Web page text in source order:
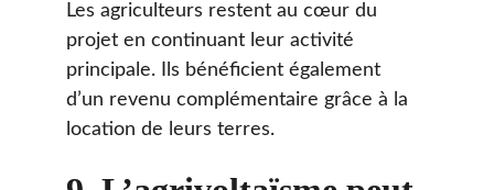
Les agriculteurs restent au cœur du
projet en continuant leur activité
principale. Ils bénéficient également
d’un revenu complémentaire grâce à la
location de leurs terres.